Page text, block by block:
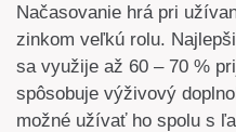
Načasovanie hrá pri
zinkom veľkú rolu.
sa využije až 60 – 70 %
spôsobuje výživový
možné užívať ho spolu s